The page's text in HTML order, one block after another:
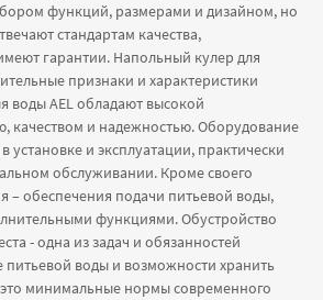
функций, размерами и дизайном, но
стандартам качества,
гарантии. Напольный кулер для
признаки и характеристики
воды AEL обладают высокой
качеством и надежностью. Оборудование
установке и эксплуатации, практически
обслуживании. Кроме своего
– обеспечения подачи питьевой воды,
функциями. Обустройство
- одна из задач и обязанностей
питьевой воды и возможности хранить
минимальные нормы современного